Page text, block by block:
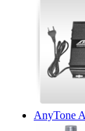
AnyTone